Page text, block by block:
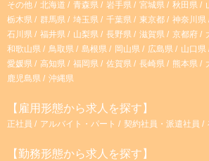
その他
北海道 青森県 岩手県 宮城県 秋田県
栃木県
群馬県 埼玉県 千葉県 東京都 神奈川県
石川県
福井県 山梨県 長野県 滋賀県 京都府
和歌山県
鳥取県 島根県 岡山県 広島県 山口県
愛媛県
高知県 福岡県 佐賀県 長崎県 熊本県
鹿児島県
沖縄県
【雇用形態から求人を探す】
正社員 アルバイト・パート 契約社員・派遣社員
【勤務形態から求人を探す】